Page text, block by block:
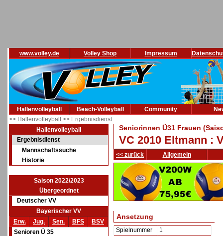
www.volley.de Volley Shop Impressum
Hallenvolleyball Beach-Volleyball Community
>> Hallenvolleyball >> Ergebnisdienst
Hallenvolleyball
Ergebnisdienst
Mannschaftssuche
Historie
Saison 2022/2023
Übergeordnet
Deutscher VV
Bayerischer VV
Erw.
Jug. Sen. BFS
BSV
Senioren Ü 35
Seniorinnen Ü31 Frauen
VC 2010 Eltmann :
<< zurück Allgemein
Ansetzung
Spielnummer
1